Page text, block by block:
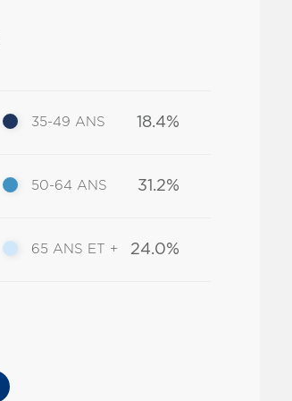
35-49 ANS 18.4%
50-64 ANS 31.2%
65 ANS ET + 24.0%